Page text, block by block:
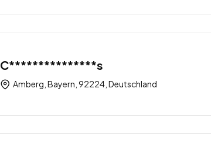
C***************s
Amberg, Bayern, 92224, Deutschland